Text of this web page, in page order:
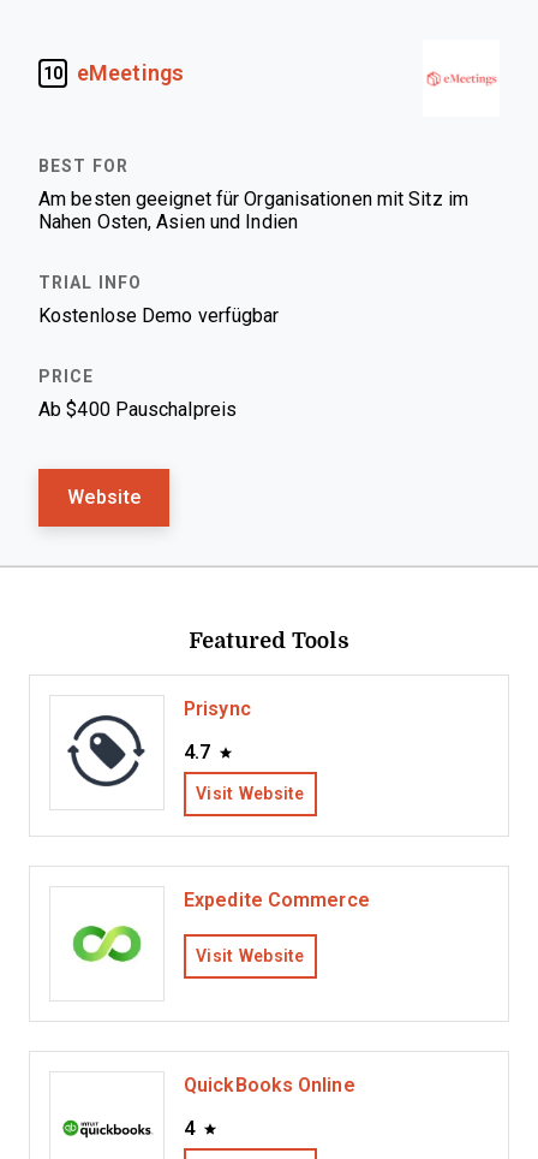
10 eMeetings
Am besten geeignet für Organisationen mit Sitz im
Nahen Osten, Asien und Indien
Kostenlose Demo verfügbar
Ab $400 Pauschalpreis
Website
Featured Tools
Prisync
4.7
Visit Website
Expedite Commerce
Visit Website
QuickBooks Online
4